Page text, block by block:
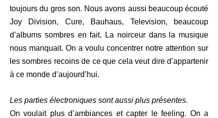
toujours du gros son. Nous avons aussi beaucoup écouté
Joy Division, Cure, Bauhaus, Television, beaucoup
d’albums sombres en fait. La noirceur dans la musique
nous manquait. On a voulu concentrer notre attention sur
les sombres recoins de ce que cela veut dire d’appartenir
à ce monde d’aujourd’hui.
Les parties électroniques sont aussi plus présentes.
On voulait plus d’ambiances et capter le feeling. On a